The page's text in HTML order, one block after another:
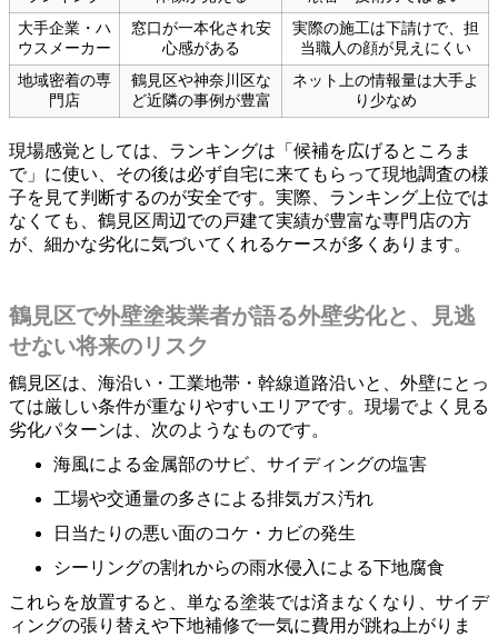
大手企業・ハ
ウスメーカー
窓口が一本化され安
心感がある
実際の施工は下請けで、担
当職人の顔が見えにくい
地域密着の専
門店
鶴見区や神奈川区な
ど近隣の事例が豊富
ネット上の情報量は大手よ
り少なめ
現場感覚としては、ランキングは「候補を広げるところま
で」に使い、その後は必ず自宅に来てもらって現地調査の様
子を見て判断するのが安全です。実際、ランキング上位では
なくても、鶴見区周辺での戸建て実績が豊富な専門店の方
が、細かな劣化に気づいてくれるケースが多くあります。
鶴見区で外壁塗装業者が語る外壁劣化と、見逃
せない将来のリスク
鶴見区は、海沿い・工業地帯・幹線道路沿いと、外壁にとっ
ては厳しい条件が重なりやすいエリアです。現場でよく見る
劣化パターンは、次のようなものです。
海風による金属部のサビ、サイディングの塩害
工場や交通量の多さによる排気ガス汚れ
日当たりの悪い面のコケ・カビの発生
シーリングの割れからの雨水侵入による下地腐食
これらを放置すると、単なる塗装では済まなくなり、サイデ
ィングの張り替えや下地補修で一気に費用が跳ね上がりま